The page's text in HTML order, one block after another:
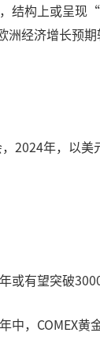
结构上或呈
经济增长预
年，以
有望突破
，COMEX